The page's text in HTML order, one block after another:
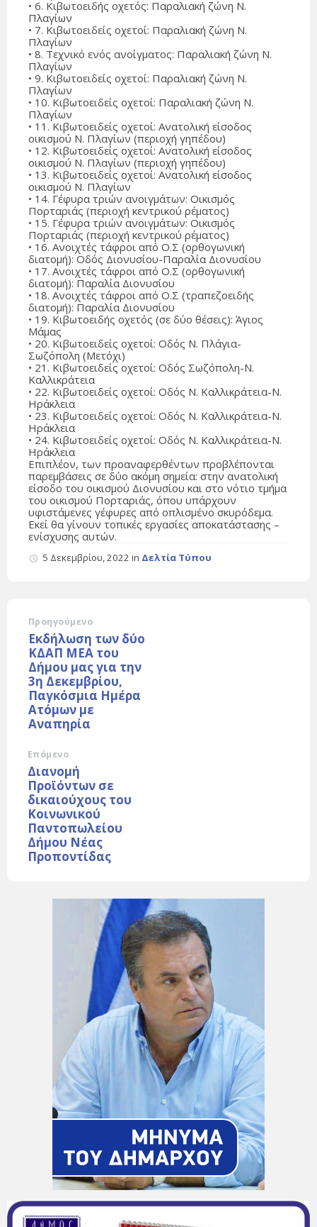
• 6. Κιβωτοειδής οχετός: Παραλιακή ζώνη Ν.
Πλαγίων
• 7. Κιβωτοειδείς οχετοί: Παραλιακή ζώνη Ν.
Πλαγίων
• 8. Τεχνικό ενός ανοίγματος: Παραλιακή ζώνη Ν.
Πλαγίων
• 9. Κιβωτοειδείς οχετοί: Παραλιακή ζώνη Ν.
Πλαγίων
• 10. Κιβωτοειδείς οχετοί: Παραλιακή ζώνη Ν.
Πλαγίων
• 11. Κιβωτοειδείς οχετοί: Ανατολική είσοδος
οικισμού Ν. Πλαγίων (περιοχή γηπέδου)
• 12. Κιβωτοειδείς οχετοί: Ανατολική είσοδος
οικισμού Ν. Πλαγίων (περιοχή γηπέδου)
• 13. Κιβωτοειδείς οχετοί: Ανατολική είσοδος
οικισμού Ν. Πλαγίων
• 14. Γέφυρα τριών ανοιγμάτων: Οικισμός
Πορταριάς (περιοχή κεντρικού ρέματος)
• 15. Γέφυρα τριών ανοιγμάτων: Οικισμός
Πορταριάς (περιοχή κεντρικού ρέματος)
• 16. Ανοιχτές τάφροι από Ο.Σ (ορθογωνική
διατομή): Οδός Διονυσίου-Παραλία Διονυσίου
• 17. Ανοιχτές τάφροι από Ο.Σ (ορθογωνική
διατομή): Παραλία Διονυσίου
• 18. Ανοιχτές τάφροι από Ο.Σ (τραπεζοειδής
διατομή): Παραλία Διονυσίου
• 19. Κιβωτοειδής οχετός (σε δύο θέσεις): Άγιος
Μάμας
• 20. Κιβωτοειδείς οχετοί: Οδός Ν. Πλάγια-
Σωζόπολη (Μετόχι)
• 21. Κιβωτοειδείς οχετοί: Οδός Σωζόπολη-Ν.
Καλλικράτεια
• 22. Κιβωτοειδείς οχετοί: Οδός Ν. Καλλικράτεια-Ν.
Ηράκλεια
• 23. Κιβωτοειδείς οχετοί: Οδός Ν. Καλλικράτεια-Ν.
Ηράκλεια
• 24. Κιβωτοειδείς οχετοί: Οδός Ν. Καλλικράτεια-Ν.
Ηράκλεια
Επιπλέον, των προαναφερθέντων προβλέπονται
παρεμβάσεις σε δύο ακόμη σημεία: στην ανατολική
είσοδο του οικισμού Διονυσίου και στο νότιο τμήμα
του οικισμού Πορταριάς, όπου υπάρχουν
υφιστάμενες γέφυρες από οπλισμένο σκυρόδεμα.
Εκεί θα γίνουν τοπικές εργασίες αποκατάστασης –
ενίσχυσης αυτών.
5 Δεκεμβρίου, 2022 in Δελτία Τύπου
Προηγούμενο
Εκδήλωση των δύο
ΚΔΑΠ ΜΕΑ του
Δήμου μας για την
3η Δεκεμβρίου,
Παγκόσμια Ημέρα
Ατόμων με
Αναπηρία
Επόμενο
Διανομή
Προϊόντων σε
δικαιούχους του
Κοινωνικού
Παντοπωλείου
Δήμου Νέας
Προποντίδας